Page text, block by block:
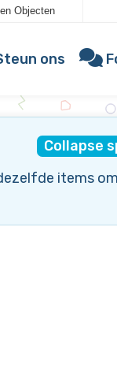
Objecten
ons
Collapse
items